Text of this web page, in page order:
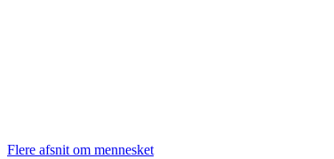
Flere afsnit om mennesket